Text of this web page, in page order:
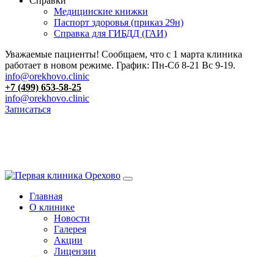
Медицинские книжки
Паспорт здоровья (приказ 29н)
Справка для ГИБДД (ГАИ)
Уважаемые пациенты! Сообщаем, что с 1 марта клиника
работает в новом режиме. График: Пн-Сб 8-21 Вс 9-19.
info@orekhovo.clinic
+7 (499) 653-58-25
info@orekhovo.clinic
Записаться
Главная
О клинике
Новости
Галерея
Акции
Лицензии